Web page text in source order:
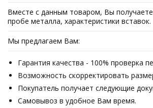
Вместе с данным товаром, Вы
пробе металла, характеристики вставок.
Мы предлагаем Вам:
Гарантия качества - 100% проверка
Возможность скорректировать
Покупатель получает следующие
Самовывоз в удобное Вам время.